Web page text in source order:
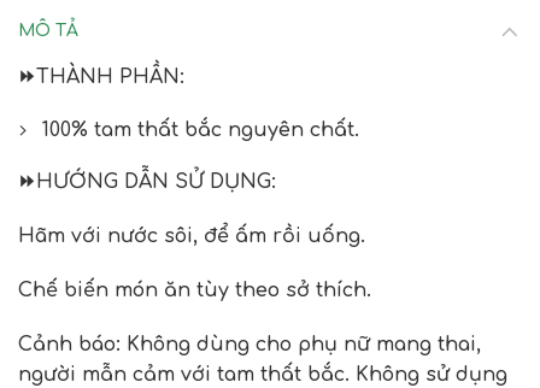
MÔ TẢ
⏩THÀNH PHẦN:
100% tam thất bắc nguyên chất.
⏩HƯỚNG DẪN SỬ DỤNG:
Hãm với nước sôi, để ấm rồi uống.
Chế biến món ăn tùy theo sở thích.
Cảnh báo: Không dùng cho phụ nữ mang thai,
người mẫn cảm với tam thất bắc. Không sử dụng